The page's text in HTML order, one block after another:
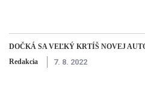
DOČKÁ SA VEĽKÝ KRTÍŠ NOVEJ
Redakcia
7. 8. 2022